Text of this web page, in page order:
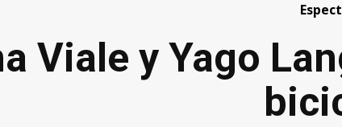
Viale y Yago